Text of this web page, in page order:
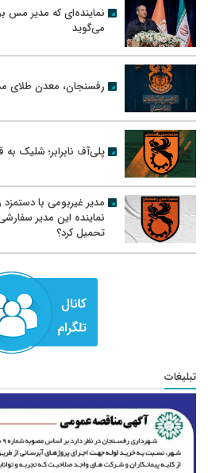
نماینده‌ای که مدیر مس
می‌گوید
رفسنجان، معدن طلای
پلی‌آف نابرابر؛ شلیک
نماینده این مدیر
تحمیل کرد؟
تبلیغات